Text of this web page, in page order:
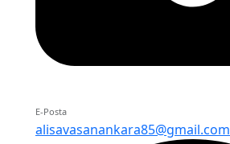
E-Posta
alisavasanankara85@gmail.com